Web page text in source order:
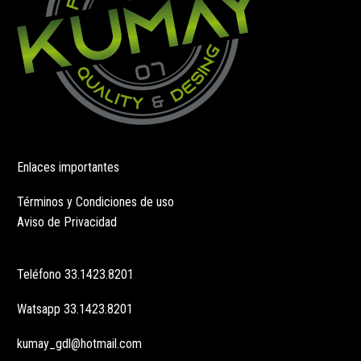
producto
Enlaces importantes
Términos y Condiciones de uso
Aviso de Privacidad
Teléfono 33.1423.8201
Watsapp 33.1423.8201
kumay_gdl@hotmail.com